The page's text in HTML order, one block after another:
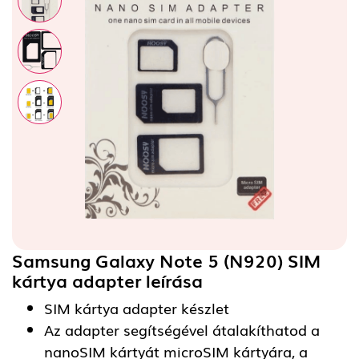
Samsung Galaxy Note 5 (N920) SIM
kártya adapterleírása
SIM kártya adapter készlet
Az adapter segítségével átalakíthatod a
nanoSIM kártyát microSIM kártyára, a